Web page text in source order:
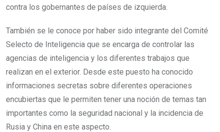
contra los gobernantes de países de izquierda.
También se le conoce por haber sido integrante del Comité
Selecto de Inteligencia que se encarga de controlar las
agencias de inteligencia y los diferentes trabajos que
realizan en el exterior. Desde este puesto ha conocido
informaciones secretas sobre diferentes operaciones
encubiertas que le permiten tener una noción de temas tan
importantes como la seguridad nacional y la incidencia de
Rusia y China en este aspecto.